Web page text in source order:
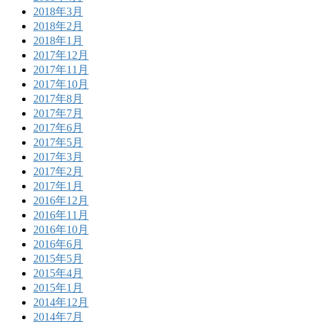
2018年3月
2018年2月
2018年1月
2017年12月
2017年11月
2017年10月
2017年8月
2017年7月
2017年6月
2017年5月
2017年3月
2017年2月
2017年1月
2016年12月
2016年11月
2016年10月
2016年6月
2015年5月
2015年4月
2015年1月
2014年12月
2014年7月